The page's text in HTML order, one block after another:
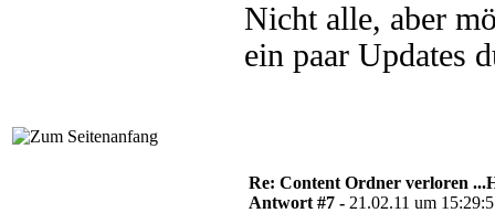
Nicht alle, aber
ein paar Updates
Re: Content Ordner verloren
Antwort #7 - 21.02.11 um